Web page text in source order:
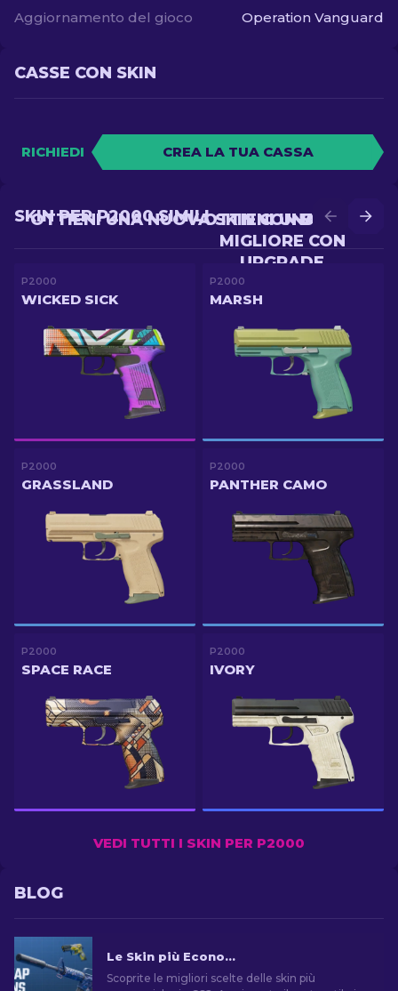
Aggiornamento del gioco Operation Vanguard
CASSE CON SKIN
RICHIEDI CREA LA TUA CASSA
OTTIENI UNA SKIN
MIGLIORE CON
UPGRADE
OTTIENI UNA NUOVA SKIN CON BATTLE
SKIN PER P2000 SIMILI
P2000
WICKED SICK
P2000
MARSH
P2000
GRASSLAND
P2000
PANTHER CAMO
P2000
SPACE RACE
P2000
IVORY
VEDI TUTTI I SKIN PER P2000
BLOG
Le Skin più Economiche in CS2 [2026]
Scoprite le migliori scelte delle skin più